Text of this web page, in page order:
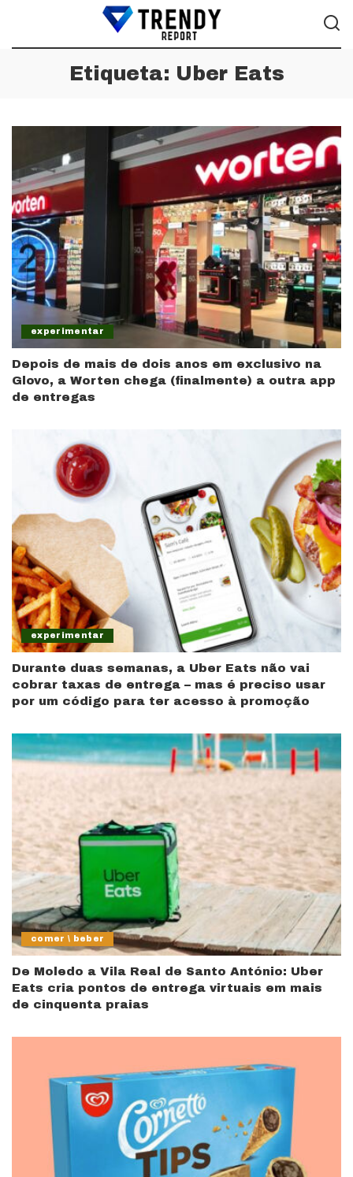
Etiqueta: Uber Eats
experimentar
Depois de mais de dois anos em exclusivo na
Glovo, a Worten chega (finalmente) a outra app
de entregas
experimentar
Durante duas semanas, a Uber Eats não vai
cobrar taxas de entrega – mas é preciso usar
por um código para ter acesso à promoção
comer \ beber
De Moledo a Vila Real de Santo António: Uber
Eats cria pontos de entrega virtuais em mais
de cinquenta praias